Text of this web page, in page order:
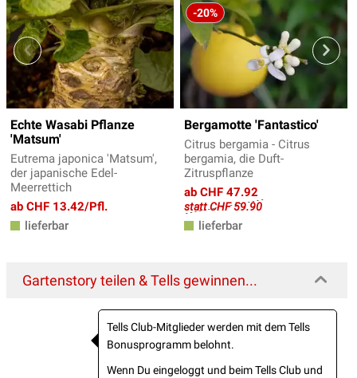
Echte Wasabi Pflanze
'Matsum'
Eutrema japonica 'Matsum',
der japanische Edel-
Meerrettich
ab CHF 13.42/Pfl.
lieferbar
-20%
Bergamotte 'Fantastico'
Citrus bergamia - Citrus
bergamia, die Duft-
Zitruspflanze
ab CHF 47.92
statt CHF 59.90
lieferbar
Gartenstory teilen & Tells gewinnen...
Tells Club-Mitglieder werden mit dem Tells
Bonusprogramm belohnt.
Wenn Du eingeloggt und beim Tells Club und